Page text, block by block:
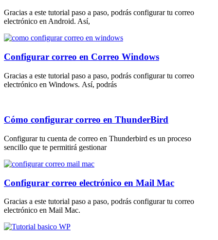
Gracias a este tutorial paso a paso, podrás configurar tu correo
electrónico en Android. Así,
Configurar correo en Correo Windows
Gracias a este tutorial paso a paso, podrás configurar tu correo
electrónico en Windows. Así, podrás
Cómo configurar correo en ThunderBird
Configurar tu cuenta de correo en Thunderbird es un proceso
sencillo que te permitirá gestionar
Configurar correo electrónico en Mail Mac
Gracias a este tutorial paso a paso, podrás configurar tu correo
electrónico en Mail Mac.